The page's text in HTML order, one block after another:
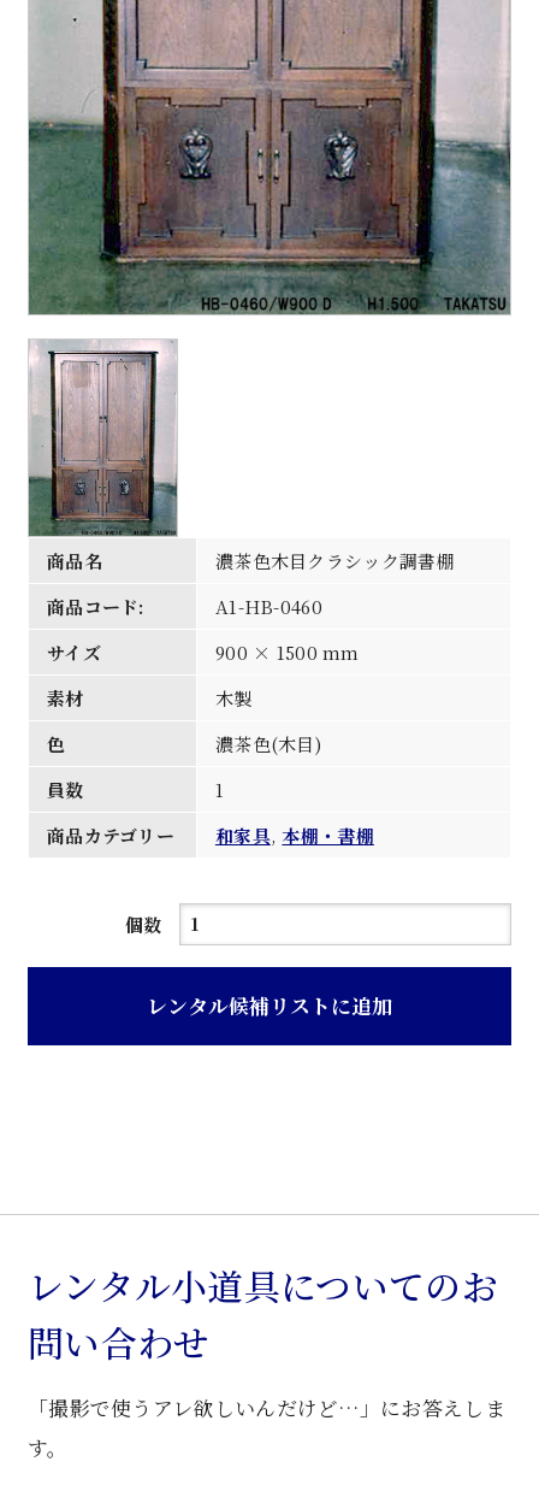
商品名
濃茶色木目クラシック調書棚
商品コード:
A1-HB-0460
サイズ
900 × 1500 mm
素材
木製
色
濃茶色(木目)
員数
1
商品カテゴリー
和家具, 本棚・書棚
個数
濃
木
調
書
棚
レンタル候補リストに追加
レンタル小道具についてのお
問い合わせ
「撮影で使うアレ欲しいんだけど…」にお答えしま
す。